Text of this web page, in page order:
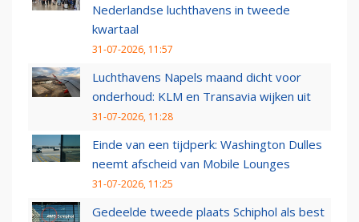
Nederlandse luchthavens in tweede
kwartaal
31-07-2026, 11:57
Luchthavens Napels maand dicht voor
onderhoud: KLM en Transavia wijken uit
31-07-2026, 11:28
Einde van een tijdperk: Washington Dulles
neemt afscheid van Mobile Lounges
31-07-2026, 11:25
Gedeelde tweede plaats Schiphol als best